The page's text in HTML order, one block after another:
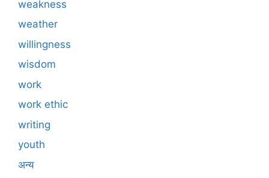
weakness
weather
willingness
wisdom
work
work ethic
writing
youth
अन्य